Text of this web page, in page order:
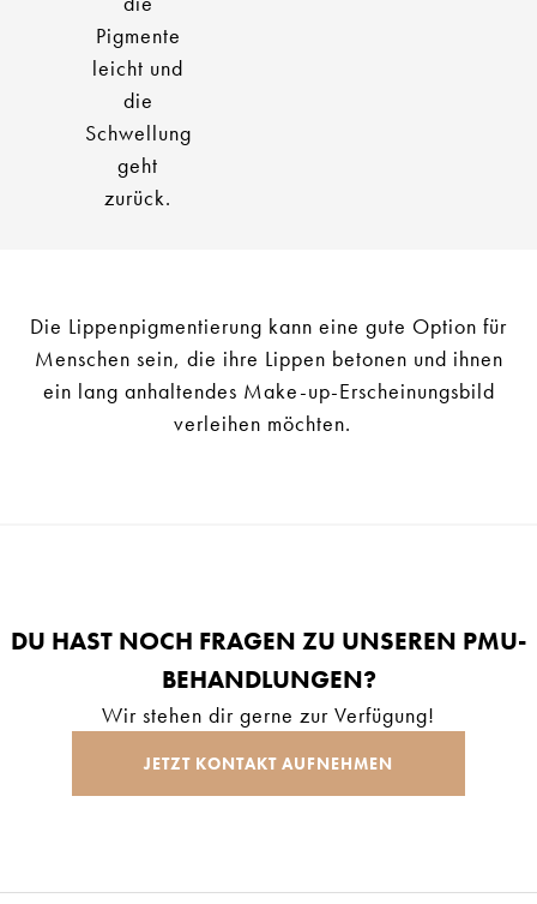
Pigmente
leicht und
die
Schwellung
geht
zurück.
Die Lippenpigmentierung kann eine gute Option für
Menschen sein, die ihre Lippen betonen und ihnen
ein lang anhaltendes Make-up-Erscheinungsbild
verleihen möchten.
DU HAST NOCH FRAGEN ZU UNSEREN PMU-
BEHANDLUNGEN?
Wir stehen dir gerne zur Verfügung!
JETZT KONTAKT AUFNEHMEN